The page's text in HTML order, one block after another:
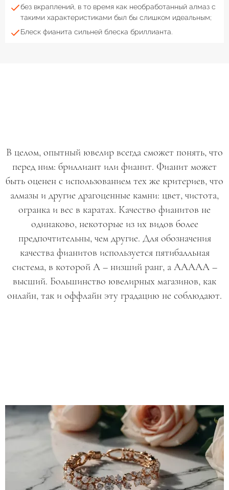
без вкраплений, в то время как необработанный алмаз с
такими характеристиками был бы слишком идеальным;
Блеск фианита сильней блеска бриллианта.
В целом, опытный ювелир всегда сможет понять, что
перед ним: бриллиант или фианит. Фианит может
быть оценен с использованием тех же критериев, что
алмазы и другие драгоценные камни: цвет, чистота,
огранка и вес в каратах. Качество фианитов не
одинаково, некоторые из их видов более
предпочтительны, чем другие. Для обозначения
качества фианитов используется пятибалльная
система, в которой А – низший ранг, а ААААА –
высший. Большинство ювелирных магазинов, как
онлайн, так и оффлайн эту градацию не соблюдают.